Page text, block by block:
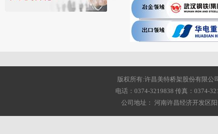
版权所有:许昌美特桥架股份有限公
电话：0374-3219838 传真：0374-
公司地址： 河南许昌经济开发区